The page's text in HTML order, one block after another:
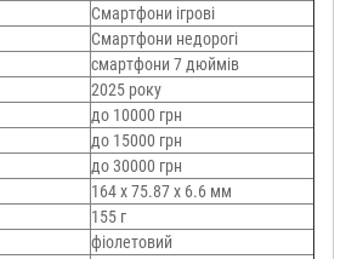
Смартфони ігрові
Смартфони недорогі
смартфони 7 дюймів
2025 року
до 10000 грн
до 15000 грн
до 30000 грн
164 х 75.87 х 6.6 мм
155 г
фіолетовий